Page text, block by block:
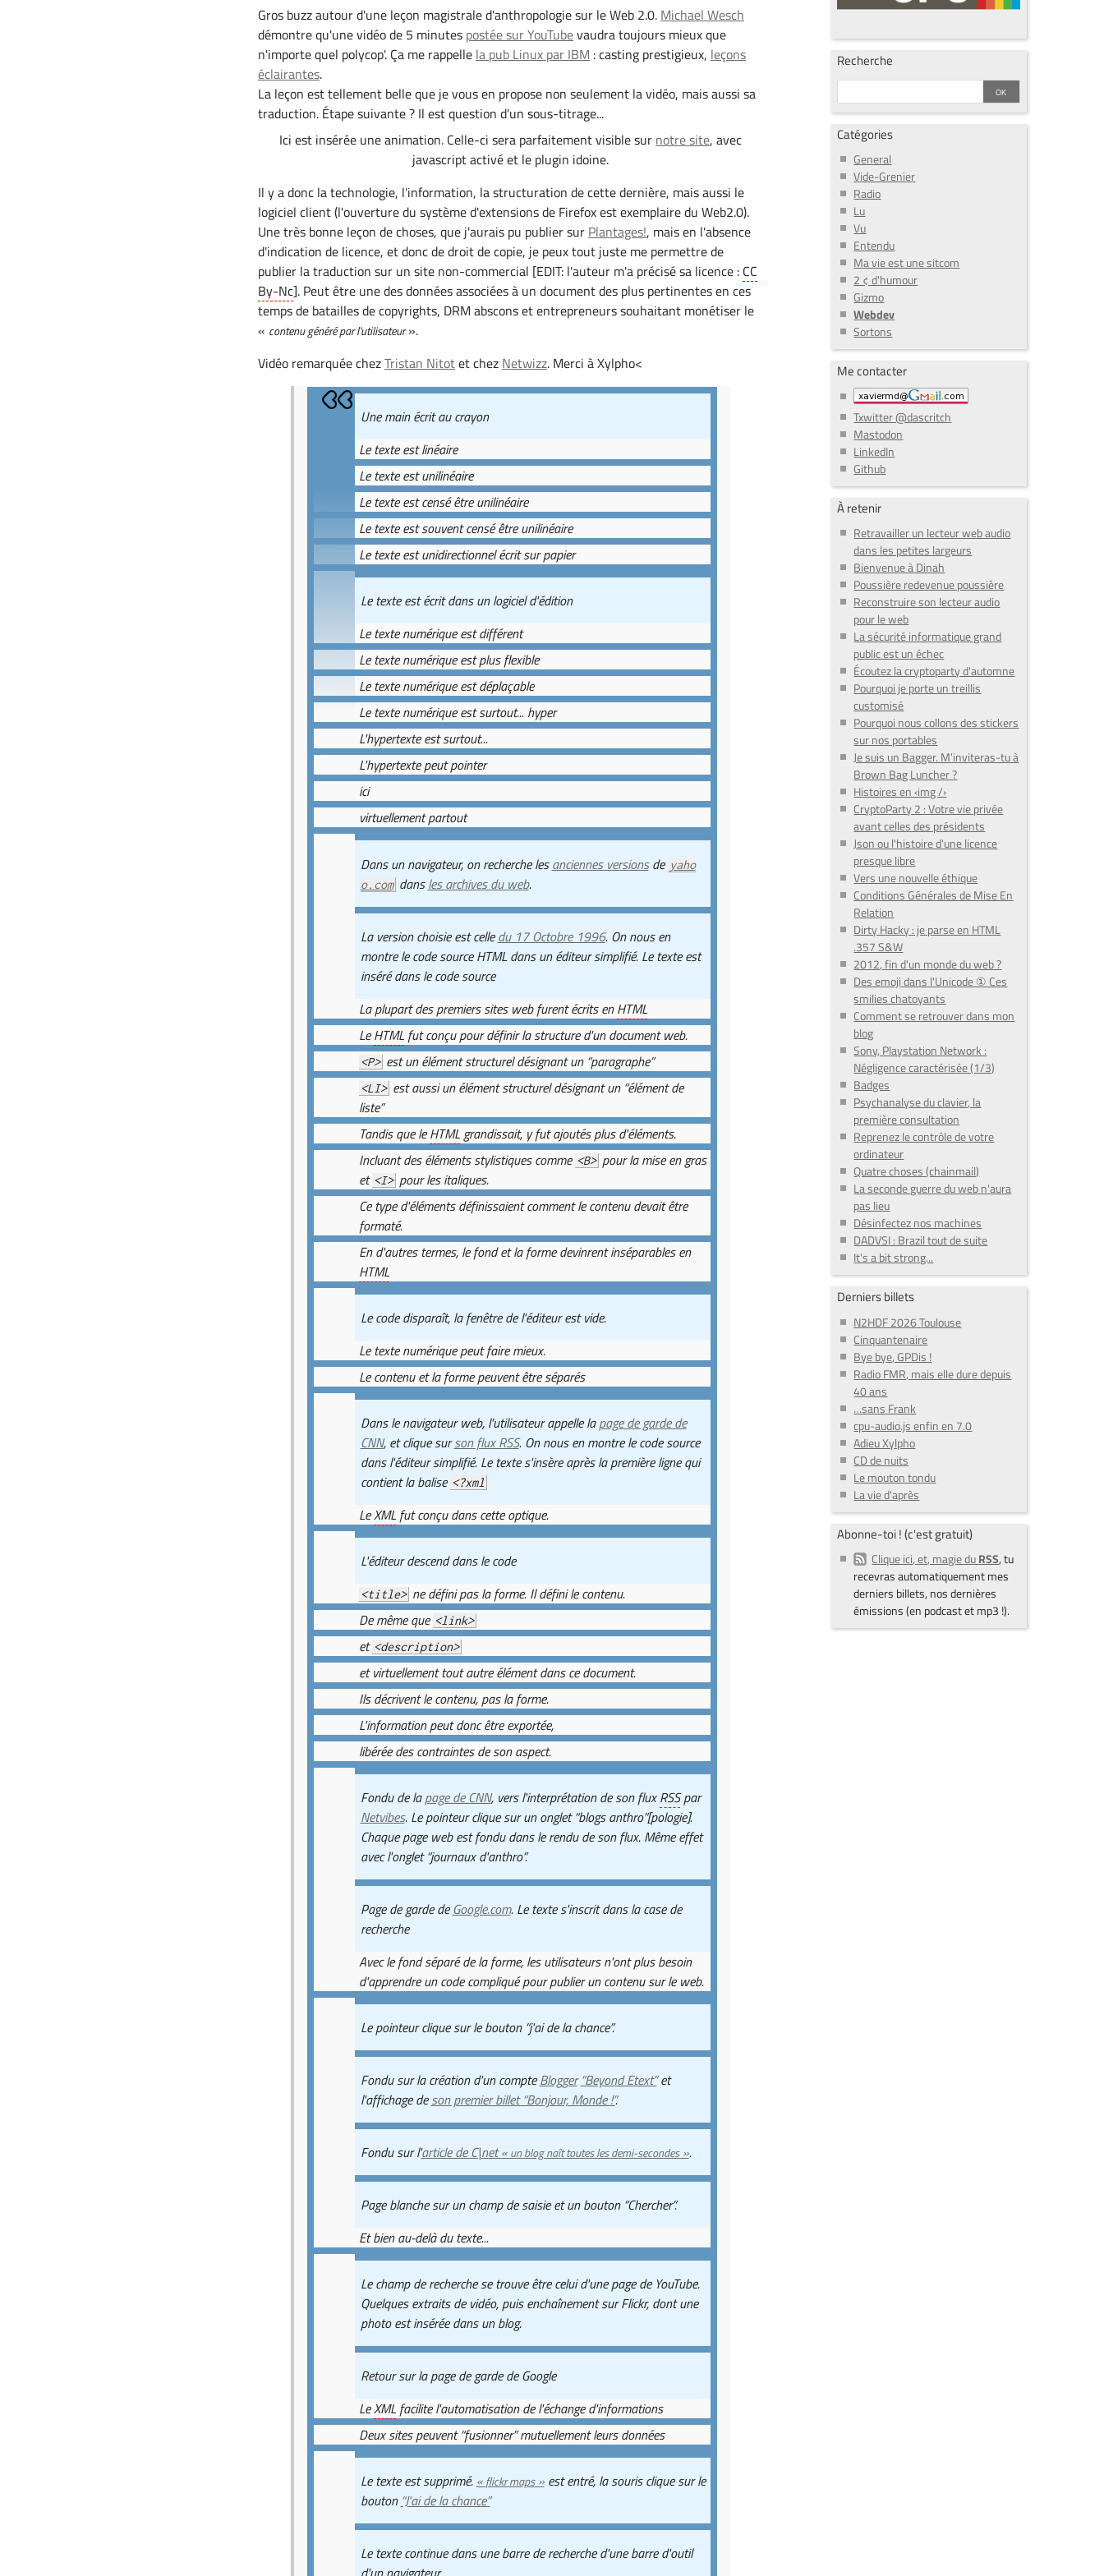
Gros buzz autour d'une leçon magistrale d'anthropologie sur le Web 2.0. Michael Wesch
démontre qu'une vidéo de 5 minutes postée sur YouTubevaudra toujours mieux que
n'importe quel polycop'. Ça me rappelle la pub Linux par IBM : casting prestigieux, leçons
éclairantes.
La leçon est tellement belle que je vous en propose non seulement la vidéo, mais aussi sa
traduction. Étape suivante ? Il est question d'un sous-titrage...
Ici est insérée une animation. Celle-ci sera parfaitement visible sur notre site, avec
javascript activé et le plugin idoine.
Il y a donc la technologie, l'information, la structuration de cette dernière, mais aussi le
logiciel client (l'ouverture du système d'extensions de Firefox est exemplaire du Web2.0).
Une très bonne leçon de choses, que j'aurais pu publier sur Plantages!, mais en l'absence
d'indication de licence, et donc de droit de copie, je peux tout juste me permettre de
publier la traduction sur un site non-commercial [EDIT: l'auteur m'a précisé sa licence : CC
By-Nc]. Peut être une des données associées à un document des plus pertinentes en ces
temps de batailles de copyrights, DRM abscons et entrepreneurs souhaitant monétiser le
« contenu généré par l'utilisateur».
Vidéo remarquée chezTristan Nitotet chez Netwizz. Merci à Xylpho<
Une main écrit au crayon
Le texte est linéaire
Le texte est unilinéaire
Le texte est censé être unilinéaire
Le texte est souvent censé être unilinéaire
Le texte est unidirectionnel écrit sur papier
Le texte est écrit dans un logiciel d'édition
Le texte numérique est différent
Le texte numérique est plus flexible
Le texte numérique est déplaçable
Le texte numérique est surtout... hyper
L'hypertexte est surtout...
L'hypertexte peut pointer
ici
virtuellement partout
Dans un navigateur, on recherche lesanciennes versionsde yaho
o.comdansles archives du web.
La version choisie est celledu 17 Octobre 1996. On nous en
montre le code source HTML dans un éditeur simplifié. Le texte est
inséré dans le code source
La plupart des premiers sites web furent écrits enHTML
LeHTML fut conçu pour définir la structure d'un document web.
<P> est un élément structurel désignant un “paragraphe”
<LI> est aussi un élément structurel désignant un “élément de
liste”
Tandis que leHTML grandissait, y fut ajoutés plus d'éléments.
Incluant des éléments stylistiques comme <B> pour la mise en gras
et <I> pour les italiques.
Ce type d'éléments définissaient comment le contenu devait être
formaté.
En d'autres termes, le fond et la forme devinrent inséparables en
HTML
Le code disparaît, la fenêtre de l'éditeur est vide.
Le texte numérique peut faire mieux.
Le contenu et la forme peuvent être séparés
Dans le navigateur web, l'utilisateur appelle lapage de garde de
CNN, et clique surson flux RSS. On nous en montre le code source
dans l'éditeur simplifié. Le texte s'insère après la première ligne qui
contient la balise <?xml
LeXML fut conçu dans cette optique.
L'éditeur descend dans le code
<title> ne défini pas la forme. Il défini le contenu.
De même que <link>
et <description>
et virtuellement tout autre élément dans ce document.
Ils décrivent le contenu, pas la forme.
L'information peut donc être exportée,
libérée des contraintes de son aspect.
Fondu de lapage de CNN, vers l'interprétation de son fluxRSSpar
Netvibes. Le pointeur clique sur un onglet “blogs anthro”[pologie].
Chaque page web est fondu dans le rendu de son flux. Même effet
avec l'onglet “journaux d'anthro”.
Page de garde deGoogle.com. Le texte s'inscrit dans la case de
recherche
Avec le fond séparé de la forme, les utilisateurs n'ont plus besoin
d'apprendre un code compliqué pour publier un contenu sur le web.
Le pointeur clique sur le bouton “j'ai de la chance”.
Fondu sur la création d'un compteBlogger “Beyond Etext”et
l'affichage deson premier billet “Bonjour, Monde !”.
Fondu sur l'article de C|net «un blog naît toutes les demi-secondes».
Page blanche sur un champ de saisie et un bouton “Chercher”.
Et bien au-delà du texte...
Le champ de recherche se trouve être celui d'une page de YouTube.
Quelques extraits de vidéo, puis enchaînement sur Flickr, dont une
photo est insérée dans un blog.
Retour sur la page de garde de Google
LeXML facilite l'automatisation de l'échange d'informations
Deux sites peuvent “fusionner” mutuellement leurs données
Le texte est supprimé. «flickr maps»est entré, la souris clique sur le
bouton “J'ai de la chance”
Le texte continue dans une barre de recherche d'une barre d'outil
Recherche
Catégories
General
Vide-Grenier
Radio
Lu
Vu
Entendu
Ma vie est une sitcom
2 ¢ d'humour
Gizmo
Webdev
Sortons
Me contacter
Txwitter @dascritch
Mastodon
LinkedIn
Github
À retenir
Retravailler un lecteur web audio
dans les petites largeurs
Bienvenue à Dinah
Poussière redevenue poussière
Reconstruire son lecteur audio
pour le web
La sécurité informatique grand
public est un échec
Écoutez la cryptoparty d'automne
Pourquoi je porte un treillis
customisé
Pourquoi nous collons des stickers
sur nos portables
Je suis un Bagger. M'inviteras-tu à
Brown Bag Luncher ?
Histoires en ‹img /›
CryptoParty 2 : Votre vie privée
avant celles des présidents
Json ou l'histoire d'une licence
presque libre
Vers une nouvelle éthique
Conditions Générales de Mise En
Relation
Dirty Hacky : je parse en HTML
.357 S&W
2012, fin d'un monde du web ?
Des emoji dans l'Unicode ① Ces
smilies chatoyants
Comment se retrouver dans mon
blog
Sony, Playstation Network :
Négligence caractérisée (1/3)
Badges
Psychanalyse du clavier, la
première consultation
Reprenez le contrôle de votre
ordinateur
Quatre choses (chainmail)
La seconde guerre du web n'aura
pas lieu
Désinfectez nos machines
DADVSI : Brazil tout de suite
It's a bit strong...
Derniers billets
N2HDF 2026 Toulouse
Cinquantenaire
Bye bye, GPDis !
Radio FMR, mais elle dure depuis
40 ans
…sans Frank
cpu-audio.js enfin en 7.0
Adieu Xylpho
CD de nuits
Le mouton tondu
La vie d'après
Abonne-toi ! (c'est gratuit)
Clique ici, et, magie duRSS, tu
recevras automatiquement mes
derniers billets, nos dernières
émissions (en podcast et mp3 !).